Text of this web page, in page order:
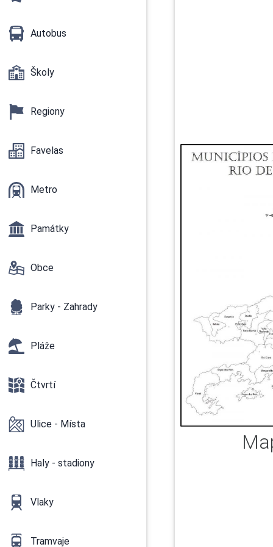
Autobus
Školy
Regiony
Favelas
Metro
Památky
Obce
Parky - Zahrady
Pláže
Čtvrtí
Ulice - Místa
Haly - stadiony
Vlaky
Tramvaje